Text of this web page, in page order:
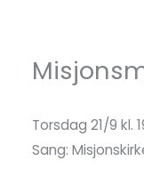
Torsdag 21/9 kl.
Sang: